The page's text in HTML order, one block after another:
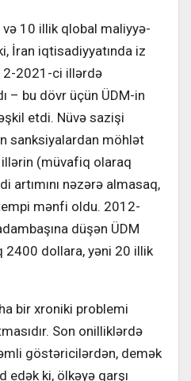
10 illik qlobal maliyyə-
İran iqtisadiyyatında iz
2021-ci illərdə
– bu dövr üçün ÜDM-in
etdi. Nüvə sazişi
sanksiyalardan möhlət
illərin (müvafiq olaraq
artımını nəzərə almasaq,
mənfi oldu. 2012-
düşən ÜDM
2400 dollara, yəni 20 illik
bir xroniki problemi
Son onilliklərdə
göstəricilərdən, demək
edək ki, ölkəyə qarşı